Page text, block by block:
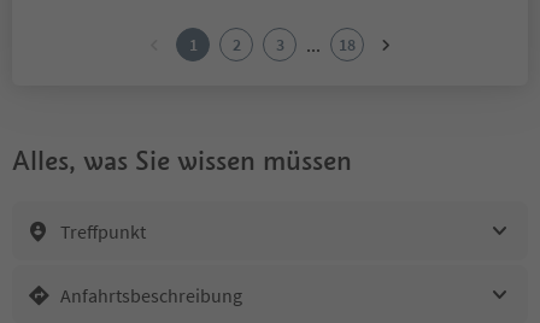
1 2 3 ... 18
Alles, was Sie wissen müssen
Treffpunkt
Anfahrtsbeschreibung